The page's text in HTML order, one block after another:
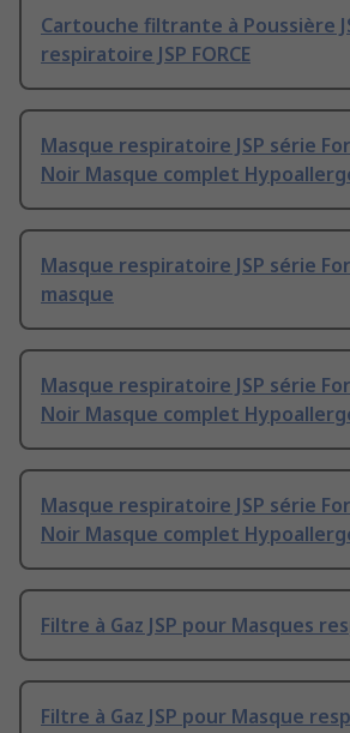
Cartouche filtrante à Poussière
respiratoire JSP FORCE
Masque respiratoire JSP série
Noir Masque complet
Masque respiratoire JSP série
masque
Masque respiratoire JSP série
Noir Masque complet
Masque respiratoire JSP série
Noir Masque complet
Filtre à Gaz JSP pour Masques
Filtre à Gaz JSP pour Masque